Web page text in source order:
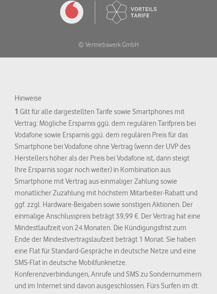
© Vertriebswerk GmbH
Hinweise
1 Gilt für alle dargestellten Tarife sowie Smartphones mit
Vertrag: Mögliche Ersparnis ggü. dem regulären Tarifpreis bei
Vodafone sowie Ersparnis ggü. dem regulären Preis für das
Smartphone bei Vodafone ohne Vertrag (wenn der UVP des
Herstellers höher als der Preis bei Vodafone ist, dann steigt
Ihre Ersparnis sogar noch weiter) in Kombination aus
Smartphone mit Vertrag aus einmaliger Zahlung sowie
monatlicher Zuzahlung mit höchstem Mitarbeiter-Rabatt und
ggf. zzgl. Hardware-Beigaben sowie sonstigen Aktionen. Der
einmalige Anschlusspreis beträgt 39,99 €. Der Vertrag hat eine
Mindestlaufzeit von 24 Monaten. Die Kündigungsfrist zum
Ende der Mindestvertragslaufzeit beträgt 1 Monat. Sie haben
eine Flat für Standard-Gespräche in deutsche Netze und eine
SMS-Flat in deutsche Mobilfunknetze.
Konferenzverbindungen, Anrufe und SMS zu Sondernummern
und im Internet sind davon ausgeschlossen. Fürs Surfen im dt.